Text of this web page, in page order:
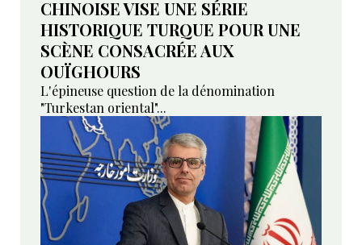
CHINOISE VISE UNE SÉRIE
HISTORIQUE TURQUE POUR UNE
SCÈNE CONSACRÉE AUX
OUÏGHOURS
L'épineuse question de la dénomination
"Turkestan oriental"...